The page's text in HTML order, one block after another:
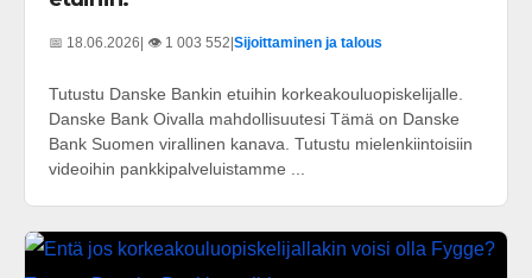
📅 18.06.2026 | 👁️ 1 003 552 Sijoittaminen ja talous
Tutustu Danske Bankin etuihin korkeakouluopiskelijalle.
Danske Bank Oivalla mahdollisuutesi Tämä on Danske
Bank Suomen virallinen kanava. Tutustu mielenkiintoisiin
videoihin pankkipalveluistamme ...